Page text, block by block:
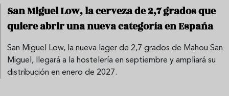
San Miguel Low, la cerveza de 2,7 grados que
quiere abrir una nueva categoría en España
San Miguel Low, la nueva lager de 2,7 grados de Mahou San
Miguel, llegará a la hostelería en septiembre y ampliará su
distribución en enero de 2027.